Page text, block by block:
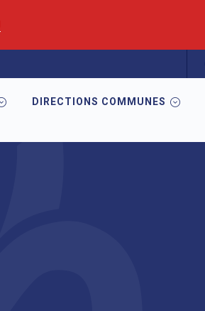
DIRECTIONS COMMUNES
Le CRA en Auvergne Lhote Victorine